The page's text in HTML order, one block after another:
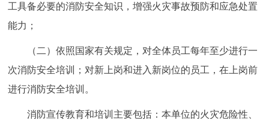
工具备必要的消防安全知识，增强火灾事故预防和应急处置
能力；
（二）依照国家有关规定，对全体员工每年至少进行一
次消防安全培训；对新上岗和进入新岗位的员工，在上岗前
进行消防安全培训。
消防宣传教育和培训主要包括：本单位的火灾危险性、